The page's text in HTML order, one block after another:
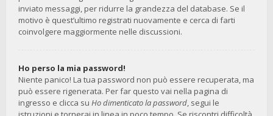
inviato messaggi, per ridurre la grandezza del database. Se il
motivo è quest’ultimo registrati nuovamente e cerca di farti
coinvolgere maggiormente nelle discussioni.
Ho perso la mia password!
Niente panico! La tua password non può essere recuperata, ma
può essere rigenerata. Per far questo vai nella pagina di
ingresso e clicca su Ho dimenticato la password, segui le